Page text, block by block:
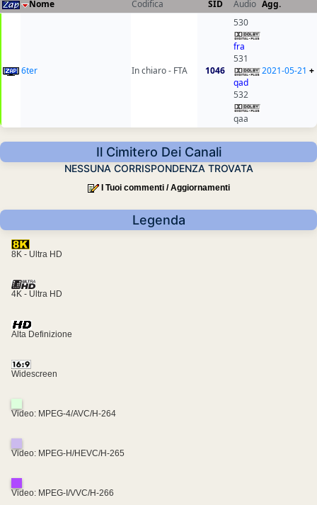
Nome Codifica SID Audio Agg.
6ter In chiaro - FTA 1046
530
fra
531
qad
532
qaa
2021-05-21 +
Il Cimitero Dei Canali
NESSUNA CORRISPONDENZA TROVATA
I Tuoi commenti / Aggiornamenti
Legenda
8K - Ultra HD
4K - Ultra HD
Alta Definizione
Widescreen
Video: MPEG-4/AVC/H-264
Video: MPEG-H/HEVC/H-265
Video: MPEG-I/VVC/H-266